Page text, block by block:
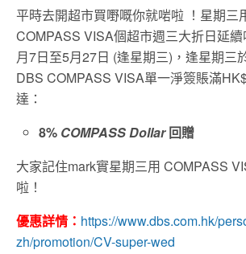
平時去開超市買嘢嘅你就啱啦 ！星期三
COMPASS VISA個超市週三大折日延
月7日至5月27日 (逢星期三)，逢星期三
DBS COMPASS VISA單一淨簽賬滿
達：
8% COMPASS Dollar回贈
大家記住mark實星期三用 COMPASS
啦！
優惠詳情： https://www.dbs.com.hk/
zh/promotion/CV-super-wed